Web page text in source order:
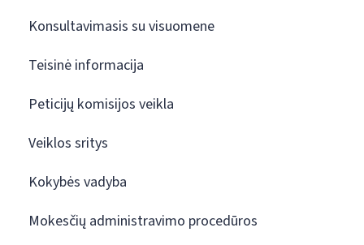
Konsultavimasis su visuomene
Teisinė informacija
Peticijų komisijos veikla
Veiklos sritys
Kokybės vadyba
Mokesčių administravimo procedūros